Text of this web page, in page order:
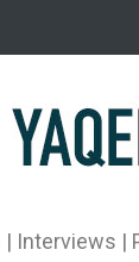
Interviews |